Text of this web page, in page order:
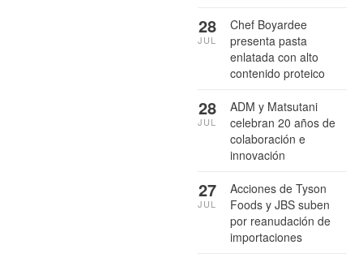
Chef Boyardee
presenta pasta
enlatada con alto
contenido proteico
28
JUL
ADM y Matsutani
celebran 20 años de
colaboración e
innovación
28
JUL
Acciones de Tyson
Foods y JBS suben
por reanudación de
importaciones
27
JUL